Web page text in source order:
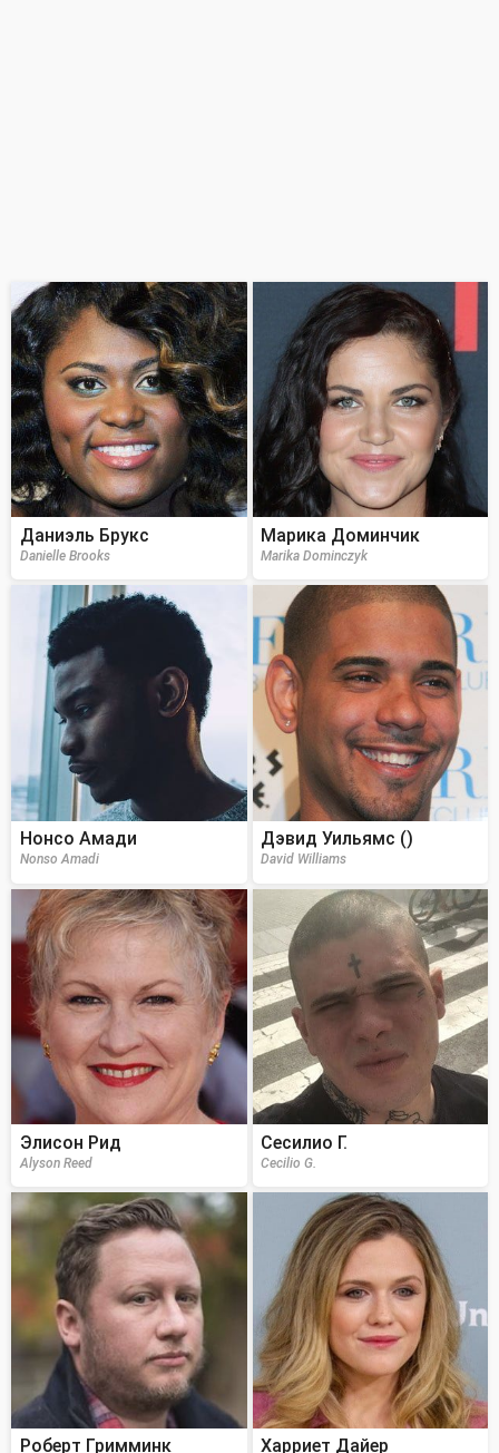
Даниэль Брукс
Danielle Brooks
Марика Доминчик
Marika Dominczyk
Нонсо Амади
Nonso Amadi
Дэвид Уильямс ()
David Williams
Элисон Рид
Alyson Reed
Сесилио Г.
Cecilio G.
Роберт Гримминк Харриет Дайер